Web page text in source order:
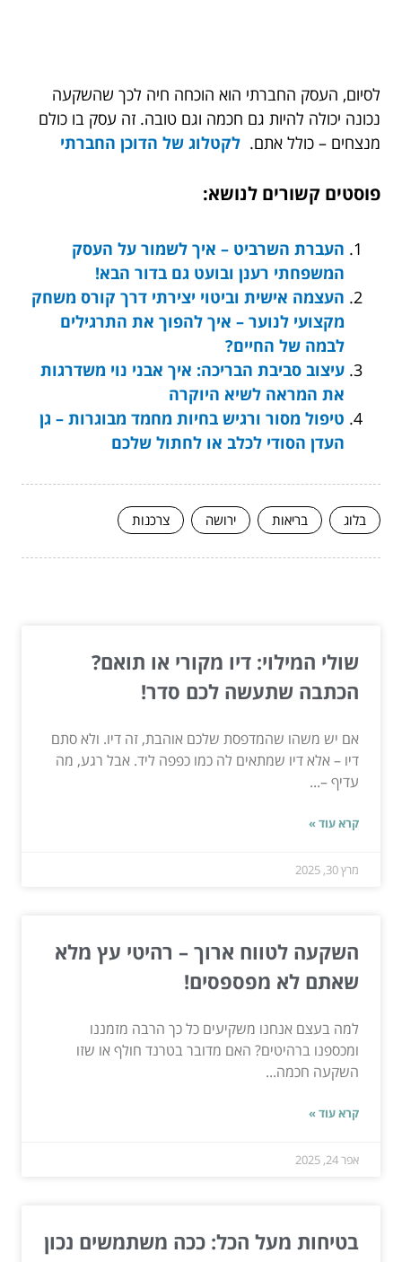
לסיום, העסק החברתי הוא הוכחה חיה לכך שהשקעה
נכונה יכולה להיות גם חכמה וגם טובה. זה עסק בו כולם
מנצחים – כולל אתם. לקטלוג של הדוכן החברתי
פוסטים קשורים לנושא:
העברת השרביט – איך לשמור על העסק
המשפחתי רענן ובועט גם בדור הבא!
העצמה אישית וביטוי יצירתי דרך קורס משחק
מקצועי לנוער – איך להפוך את התרגילים
לבמה של החיים?
עיצוב סביבת הבריכה: איך אבני נוי משדרגות
את המראה לשיא היוקרה
טיפול מסור ורגיש בחיות מחמד מבוגרות – גן
העדן הסודי לכלב או לחתול שלכם
בלוג בריאות ירושה צרכנות
שולי המילוי: דיו מקורי או תואם?
הכתבה שתעשה לכם סדר!
אם יש משהו שהמדפסת שלכם אוהבת, זה דיו. ולא סתם
דיו – אלא דיו שמתאים לה כמו כפפה ליד. אבל רגע, מה
עדיף –...
קרא עוד »
מרץ 30, 2025
השקעה לטווח ארוך – רהיטי עץ מלא
שאתם לא מפספסים!
למה בעצם אנחנו משקיעים כל כך הרבה מזמננו
ומכספנו ברהיטים? האם מדובר בטרנד חולף או שזו
השקעה חכמה...
קרא עוד »
אפר 24, 2025
בטיחות מעל הכל: ככה משתמשים נכון